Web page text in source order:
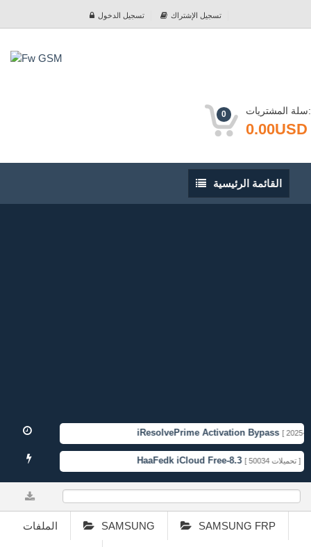
تسجيل الدخول تسجيل الإشتراك
0 سلة المشتريات:
0.00USD
القائمة
الرئيسية
القائمة الرئيسية
iResolvePrime Activation Bypass [ 2025-
HaaFedk iCloud Free-8.3 [ 50034 تحميلات ]
الملفات SAMSUNG SAMSUNG FRP